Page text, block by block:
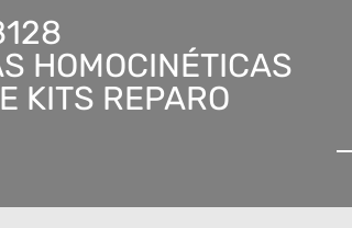
HOMOCINÉTICAS
KITS REPARO